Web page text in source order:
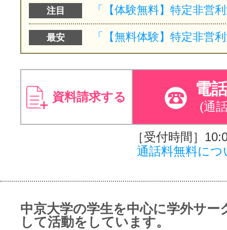
注目
最安
資料請求する 電
(通
［受付時間］
通話料無料につ
中京大学の学生を中心に学外サー
して活動をしています。